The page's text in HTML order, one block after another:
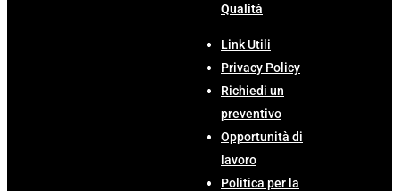
Qualità
Link Utili
Privacy Policy
Richiedi un
preventivo
Opportunità di
lavoro
Politica per la